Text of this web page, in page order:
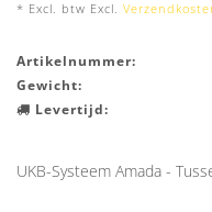
* Excl. btw Excl.
Artikelnummer:
Gewicht:
Levertijd:
UKB-Systeem Amada -